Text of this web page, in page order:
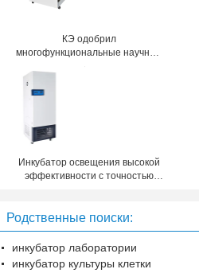
КЭ одобрил
многофункциональные научные
Инкубатор освещения высокой
эффективности с точностью
Родственные поиски:
инкубатор лаборатории
инкубатор культуры клетки